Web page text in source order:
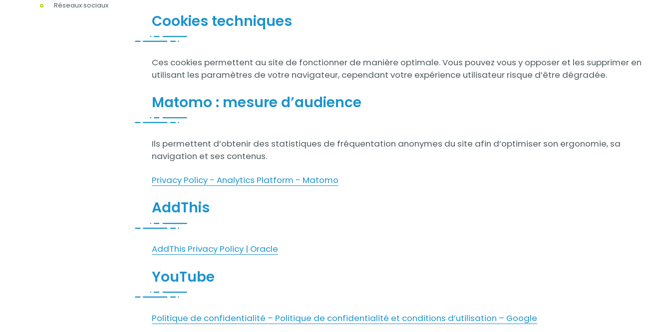
Réseaux sociaux
Cookies techniques
Contenu
Ces cookies permettent au site de fonctionner de manière optimale. Vous pouvez vous y opposer et les supprimer en
utilisant les paramètres de votre navigateur, cependant votre expérience utilisateur risque d’être dégradée.
Matomo : mesure d’audience
Contenu
Ils permettent d’obtenir des statistiques de fréquentation anonymes du site afin d’optimiser son ergonomie, sa
navigation et ses contenus.
Privacy Policy - Analytics Platform - Matomo
AddThis
Contenu
AddThis Privacy Policy | Oracle
YouTube
Contenu
Politique de confidentialité – Politique de confidentialité et conditions d’utilisation – Google